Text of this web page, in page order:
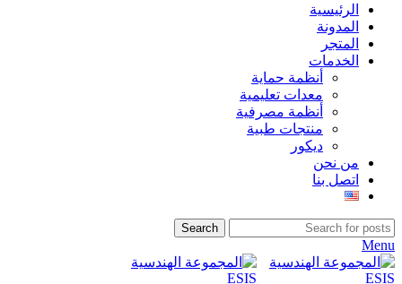
الرئيسية
المدونة
المتجر
الخدمات
أنظمة حماية
معدات تعليمية
أنظمة مصرفية
منتجات طبية
ديكور
من نحن
اتصل بنا
Search
Menu